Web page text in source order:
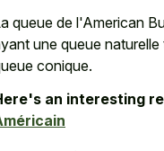
queue de l'American
une queue
conique.
an interesting